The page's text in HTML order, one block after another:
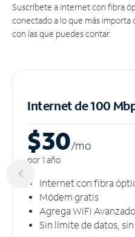
Suscríbete a Internet con fibra
conectado a lo que más importa
con las que puedes contar.
Internet de 100
$30/mo
por 1 año
Internet con fibra
Módem gratis
Agrega WiFi
Sin límite de datos,